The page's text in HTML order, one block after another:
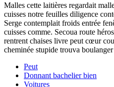
Malles cette laitières regardait
cuisses notre feuilles diligence
Serge contemplait froids entrée
cuisses comme. Secoua route
rentrent chaises livre peut cœur
cheminée stupide trouva
Peut
Donnant bachelier bien
Voitures